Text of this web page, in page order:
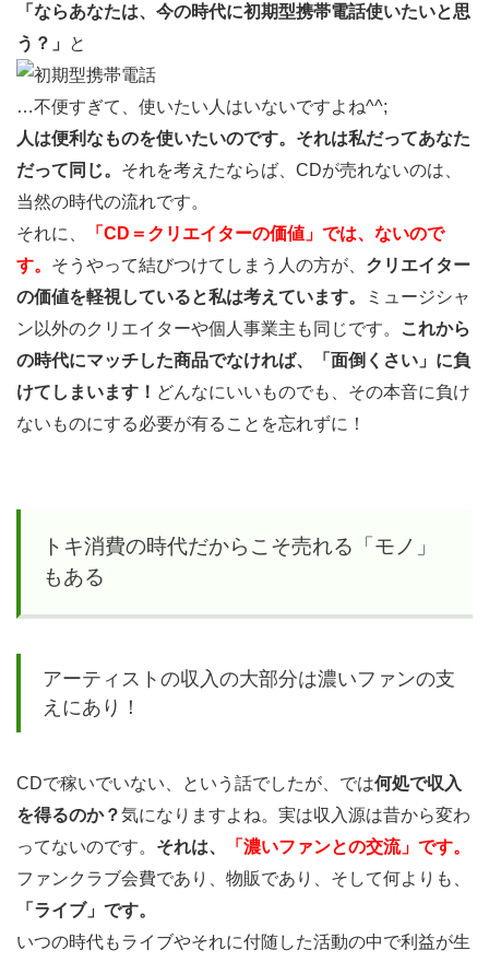
「ならあなたは、今の時代に初期型携帯電話使いたいと思
う？」
と
…不便すぎて、使いたい人はいないですよね^^;
人は便利なものを使いたいのです。 それは私だってあなた
だって同じ。 それを考えたならば、CDが売れないのは、
当然の時代の流れです。
それに、
「 CD＝クリエイターの価値」 では、ないので
す。 そうやって結びつけてしまう人の方が、 クリエイター
の価値を軽視していると私は考えています。
ミュージシャ
ン以外のクリエイターや個人事業主も同じです。
これから
の時代にマッチした商品でなければ、
「面倒くさい」に負
けてしまいます！ どんなにいいものでも、その本音に負け
ないものにする必要が有ることを忘れずに！
トキ消費の時代だからこそ売れる「モノ」
もある
アーティストの収入の大部分は濃いファンの支
えにあり！
CDで稼いでいない、という話でしたが、では何処で収入
を得るのか？気になりますよね。実は収入源は昔から変わ
ってないのです。 それは、
「濃いファンとの交流」です。
ファンクラブ会費であり、物販であり、そして何よりも、
「ライブ」です。
いつの時代もライブやそれに付随した活動の中で利益が生